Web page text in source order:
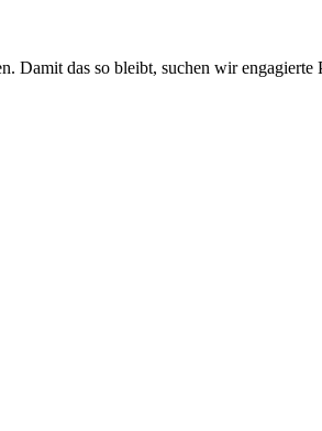
Damit das so bleibt, suchen wir